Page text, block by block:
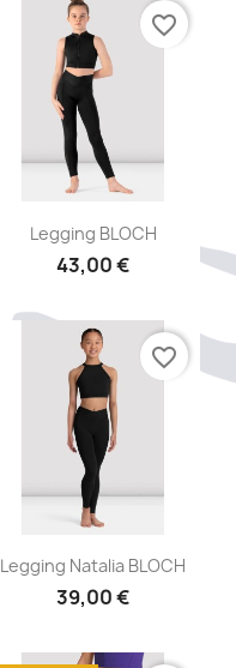
Aperçu rapide
Legging BLOCH
43,00 €
favorite_border
Aperçu rapide
Legging Natalia BLOCH
39,00 €
favorite_border